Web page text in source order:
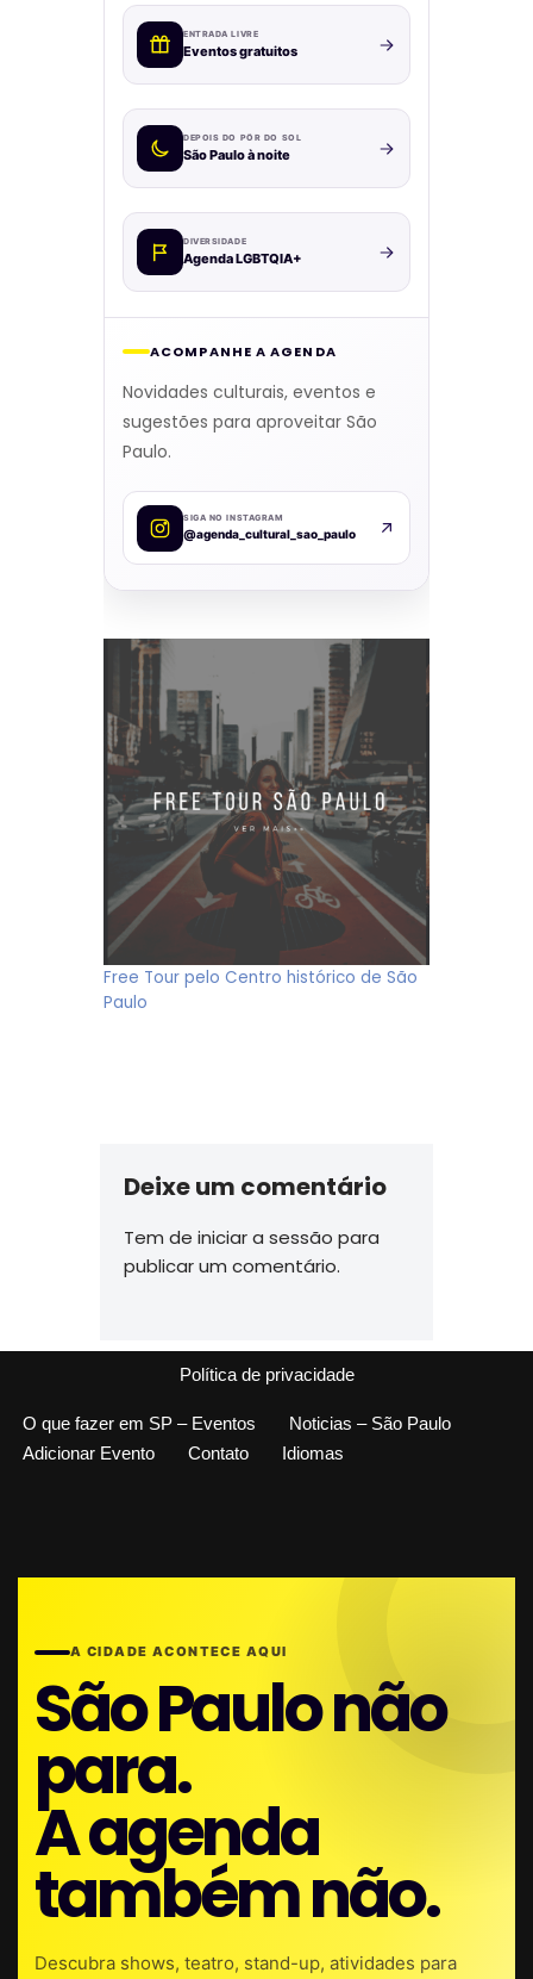
ENTRADA LIVRE
Eventos gratuitos
DEPOIS DO PÔR DO SOL
São Paulo à noite
DIVERSIDADE
Agenda LGBTQIA+
ACOMPANHE A AGENDA
Novidades culturais, eventos e
sugestões para aproveitar São
Paulo.
SIGA NO INSTAGRAM
@agenda_cultural_sao_paulo
Free Tour pelo Centro histórico de São
Paulo
Deixe um comentário
Tem de iniciar a sessão para
publicar um comentário.
Política de privacidade
O que fazer em SP – Eventos
Noticias – São Paulo
Adicionar Evento
Contato Idiomas
A CIDADE ACONTECE AQUI
São Paulo não
para.
A agenda
também não.
Descubra shows, teatro, stand-up, atividades para